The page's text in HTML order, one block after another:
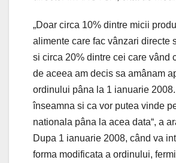
„Doar circa 10% dintre micii
alimente care fac vânzari directe
si circa 20% dintre cei care vând
de aceea am decis sa amânam
ordinului pâna la 1 ianuarie
înseamna si ca vor putea vinde
nationala pâna la acea data“, a
Dupa 1 ianuarie 2008, când va
forma modificata a ordinului,